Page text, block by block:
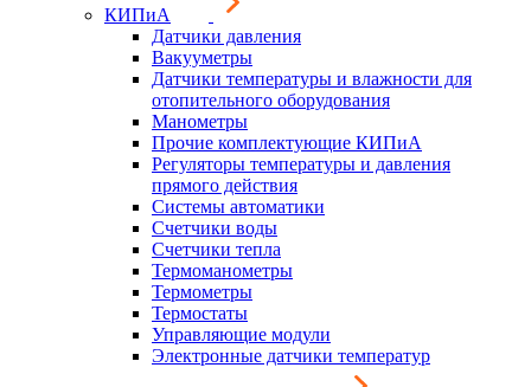
КИПиА
Датчики давления
Вакууметры
Датчики температуры и влажности для
отопительного оборудования
Манометры
Прочие комплектующие КИПиА
Регуляторы температуры и давления
прямого действия
Системы автоматики
Счетчики воды
Счетчики тепла
Термоманометры
Термометры
Термостаты
Управляющие модули
Электронные датчики температур